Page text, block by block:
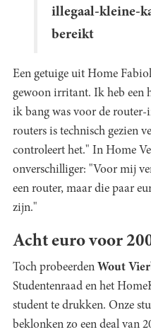
illegaal-kleine-
bereikt
Een getuige uit Home
gewoon irritant. Ik heb een
ik bang was voor de
routers is technisch gezien
controleert het." In Home
onverschilliger: "Voor mij
een router, maar die paar
zijn."
Acht euro voor
Toch probeerden Wout
Studentenraad en het
student te drukken. Onze
beklonken zo een deal van